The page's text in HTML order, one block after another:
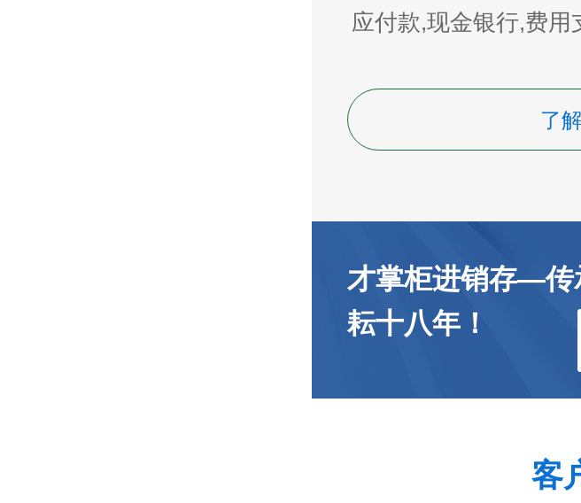
应付款,现金银行,费用
了
才掌柜进销存—传
耘十八年！
客